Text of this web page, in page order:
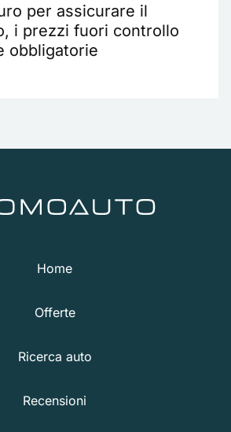
per assicurare il
i prezzi fuori controllo
obbligatorie
Home
Offerte
Ricerca auto
Recensioni